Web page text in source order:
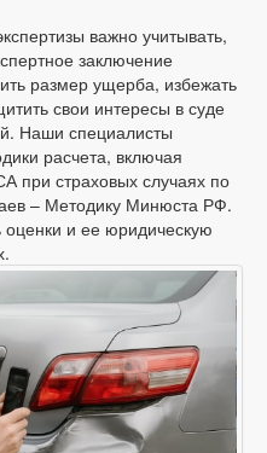
важно учитывать,
заключение
размер ущерба, избежать
свои интересы в суде
Наши специалисты
расчета, включая
при страховых случаях по
– Методику Минюста РФ.
оценки и ее юридическую